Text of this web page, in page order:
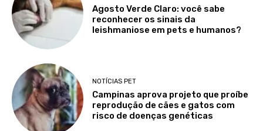
Agosto Verde Claro: você sabe
reconhecer os sinais da
leishmaniose em pets e humanos?
NOTÍCIAS PET
Campinas aprova projeto que proíbe
reprodução de cães e gatos com
risco de doenças genéticas